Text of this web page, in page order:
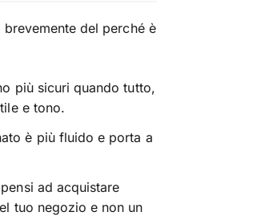
del perché è
più sicuri quando tutto,
e tono.
è più fluido e porta a
ad acquistare
tuo negozio e non un